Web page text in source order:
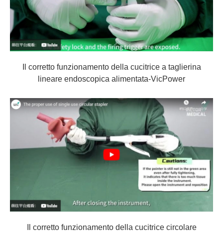
Il corretto funzionamento della cucitrice a taglierina
lineare endoscopica alimentata-VicPower
Il corretto funzionamento della cucitrice circolare